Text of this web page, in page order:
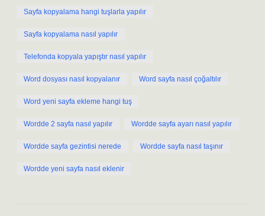
Sayfa kopyalama hangi tuşlarla yapılır
Sayfa kopyalama nasıl yapılır
Telefonda kopyala yapıştır nasıl yapılır
Word dosyası nasıl kopyalanır Word sayfa nasıl çoğaltılır
Word yeni sayfa ekleme hangi tuş
Wordde 2 sayfa nasıl yapılır Wordde sayfa ayarı nasıl yapılır
Wordde sayfa gezintisi nerede Wordde sayfa nasıl taşınır
Wordde yeni sayfa nasıl eklenir